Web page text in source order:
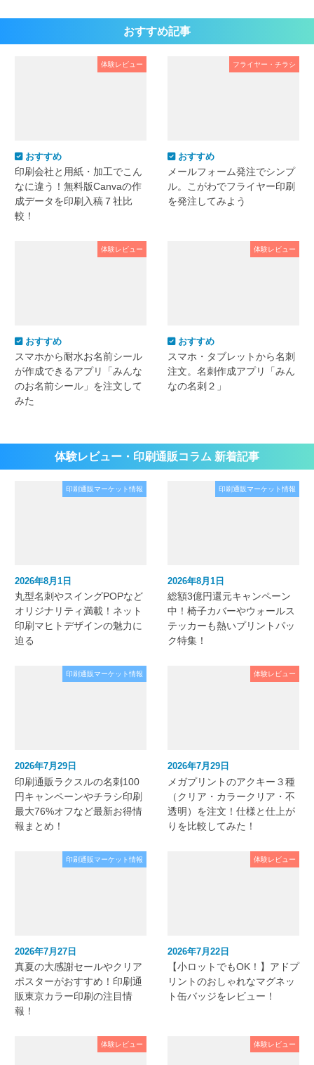
おすすめ記事
体験レビュー
おすすめ
印刷会社と用紙・加工でこん
なに違う！無料版Canvaの作
成データを印刷入稿７社比
較！
フライヤー・チラシ
おすすめ
メールフォーム発注でシンプ
ル。こがわでフライヤー印刷
を発注してみよう
体験レビュー
おすすめ
スマホから耐水お名前シール
が作成できるアプリ「みんな
のお名前シール」を注文して
みた
体験レビュー
おすすめ
スマホ・タブレットから名刺
注文。名刺作成アプリ「みん
なの名刺２」
体験レビュー・印刷通販コラム 新着記事
印刷通販マーケット情報
2026年8月1日
丸型名刺やスイングPOPなど
オリジナリティ満載！ネット
印刷マヒトデザインの魅力に
迫る
印刷通販マーケット情報
2026年8月1日
総額3億円還元キャンペーン
中！椅子カバーやウォールス
テッカーも熱いプリントパッ
ク特集！
印刷通販マーケット情報
2026年7月29日
印刷通販ラクスルの名刺100
円キャンペーンやチラシ印刷
最大76%オフなど最新お得情
報まとめ！
体験レビュー
2026年7月29日
メガプリントのアクキー３種
（クリア・カラークリア・不
透明）を注文！仕様と仕上が
りを比較してみた！
印刷通販マーケット情報
2026年7月27日
真夏の大感謝セールやクリア
ポスターがおすすめ！印刷通
販東京カラー印刷の注目情
報！
体験レビュー
2026年7月22日
【小ロットでもOK！】アドプ
リントのおしゃれなマグネッ
ト缶バッジをレビュー！
体験レビュー 体験レビュー